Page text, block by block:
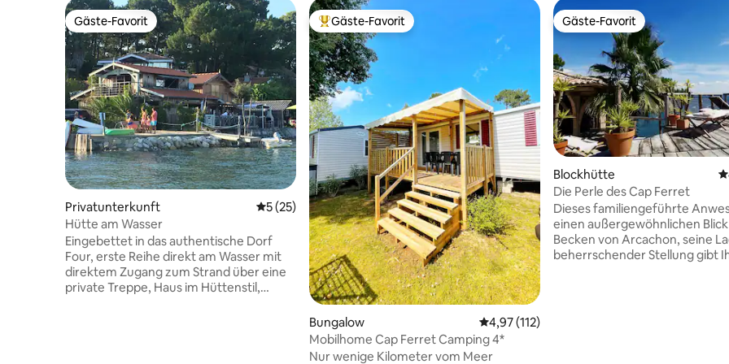
Gäste-Favorit
Gäste-Favorit
Privatunterkunft Durchschnittliche Bewertung: 5 von 5, 25 Bewertungen
5 (25)
Hütte am Wasser
Eingebettet in das authentische Dorf
Four, erste Reihe direkt am Wasser mit
direktem Zugang zum Strand über eine
private Treppe, Haus im Hüttenstil,
Beliebter Gäste-Favorit.
Gäste-Favorit
Bungalow Durchschnittliche Bewertung: 4,97 von 5,
4,97 (112)
Mobilhome Cap Ferret Camping 4*
Nur wenige Kilometer vom Meer
Gäste-Favorit
Gäste-Favorit
Blockhütte
Die Perle des Cap Ferret
Dieses familiengeführte
einen außergewöhnlichen
Becken von Arcachon, seine
beherrschender Stellung gibt